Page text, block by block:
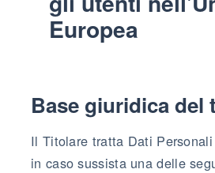
Europea
Base giuridica del
Il Titolare tratta Dati
in caso sussista una delle